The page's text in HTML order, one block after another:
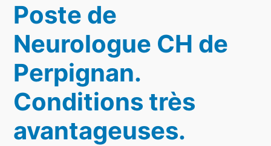
Poste de
Neurologue CH de
Perpignan.
Conditions très
avantageuses.